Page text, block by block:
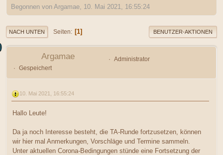
Begonnen von Argamae, 10. Mai 2021, 16:55:24
NACH UNTEN Seiten 1 BENUTZER-AKTIONEN
Argamae
Administrator
Gespeichert
10. Mai 2021, 16:55:24
Hallo Leute!
Da ja noch Interesse besteht, die TA-Runde fortzusetzen, können
wir hier mal Anmerkungen, Vorschläge und Termine sammeln.
Unter aktuellen Corona-Bedingungen stünde eine Fortsetzung der